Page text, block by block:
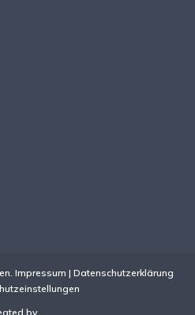
Impressum | Datenschutzerklärung